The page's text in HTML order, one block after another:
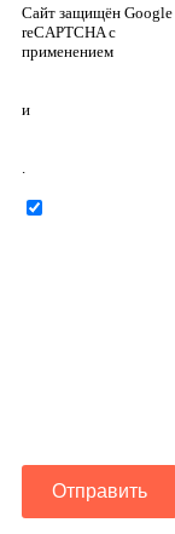
Сайт защищён Google
reCAPTCHA с
применением
и
Отправить